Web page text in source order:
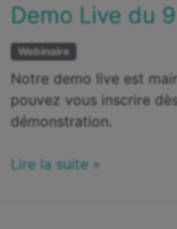
Demo Live du
Webinaire
Notre demo live est
pouvez vous inscrire
démonstration.
Lire la suite »